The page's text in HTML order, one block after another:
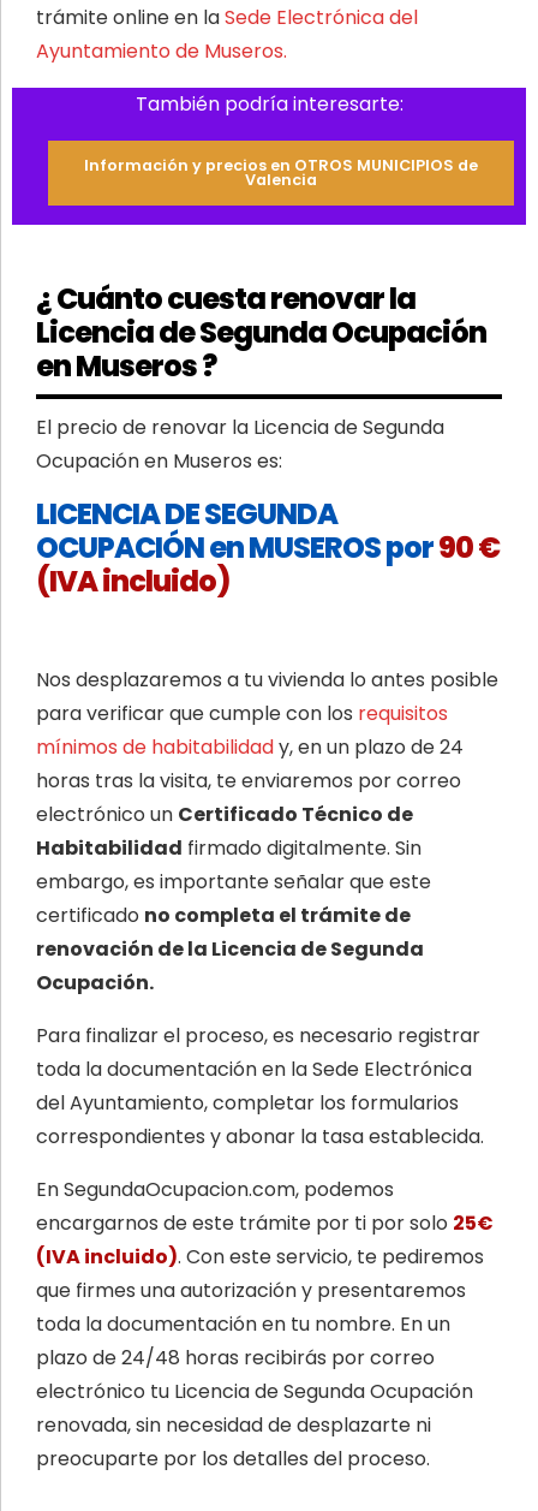
trámite online en laSede Electrónica del
Ayuntamiento de Museros.
También podría interesarte:
Información y precios en OTROS MUNICIPIOS de
Valencia
¿ Cuánto cuesta renovar la
Licencia de Segunda Ocupación
en Museros ?
El precio de renovar la Licencia de Segunda
Ocupación en Museros es:
LICENCIA DE SEGUNDA
OCUPACIÓN en MUSEROS por90 €
(IVA incluido)
Nos desplazaremos a tu vivienda lo antes posible
para verificar que cumple con los requisitos
mínimos de habitabilidady, en un plazo de 24
horas tras la visita, te enviaremos por correo
electrónico un Certificado Técnico de
Habitabilidad firmado digitalmente. Sin
embargo, es importante señalar que este
certificado no completa el trámite de
renovación de la Licencia de Segunda
Ocupación.
Para finalizar el proceso, es necesario registrar
toda la documentación en la Sede Electrónica
del Ayuntamiento, completar los formularios
correspondientes y abonar la tasa establecida.
En SegundaOcupacion.com, podemos
encargarnos de este trámite por ti por solo 25€
(IVA incluido). Con este servicio, te pediremos
que firmes una autorización y presentaremos
toda la documentación en tu nombre. En un
plazo de 24/48 horas recibirás por correo
electrónico tu Licencia de Segunda Ocupación
renovada, sin necesidad de desplazarte ni
preocuparte por los detalles del proceso.